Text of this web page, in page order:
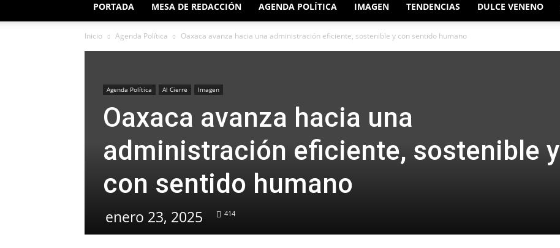
PORTADA MESA DE REDACCIÓN AGENDA POLÍTICA IMAGEN TENDENCIAS DULCE VENENO
Inicio Agenda Política Oaxaca avanza hacia una administración eficiente, sostenible y con sentido humano
Agenda Política Al Cierre Imagen
Oaxaca avanza hacia una
administración eficiente, sostenible y
con sentido humano
enero 23, 2025 414